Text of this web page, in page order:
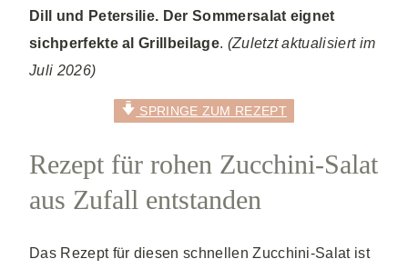
Dill und Petersilie. Der Sommersalat eignet
sichperfekte al Grillbeilage. (Zuletzt aktualisiert im
Juli 2026)
SPRINGE ZUM REZEPT
Rezept für rohen Zucchini-Salat
aus Zufall entstanden
Das Rezept für diesen schnellen Zucchini-Salat ist